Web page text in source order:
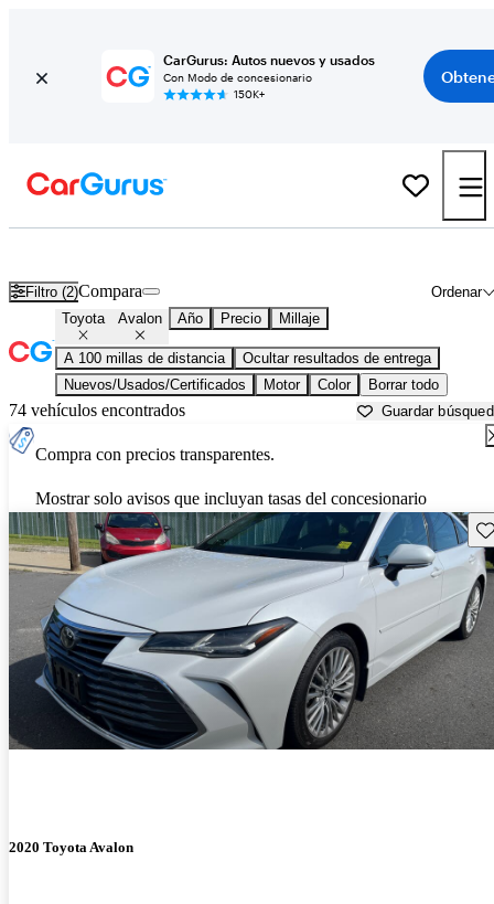
CarGurus: Autos nuevos y usados
Con Modo de concesionario
150K+
Filtro (2) Ordenar
Compara
Toyota Avalon Año Precio Millaje
A 100 millas de distancia
Ocultar resultados de entrega
Nuevos/Usados/Certificados
Motor Color Borrar todo
74 vehículos encontrados Guardar
Compra con precios transparentes.
Mostrar solo avisos que incluyan tasas del concesionario
2020 Toyota Avalon